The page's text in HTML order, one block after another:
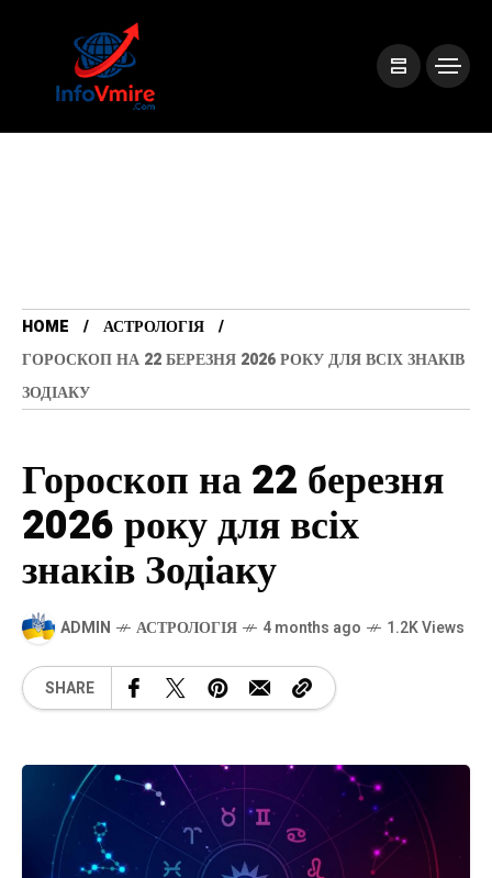
HOME
АСТРОЛОГІЯ
ГОРОСКОП НА 22 БЕРЕЗНЯ 2026 РОКУ ДЛЯ ВСІХ ЗНАКІВ
ЗОДІАКУ
Гороскоп на 22 березня
2026 року для всіх
знаків Зодіаку
ADMIN АСТРОЛОГІЯ 4 months ago 1.2K Views
SHARE